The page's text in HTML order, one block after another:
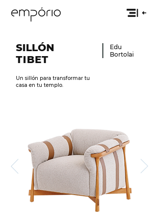
SILLÓN
TIBET
Edu
Bortolai
Un sillón para transformar tu
casa en tu templo.